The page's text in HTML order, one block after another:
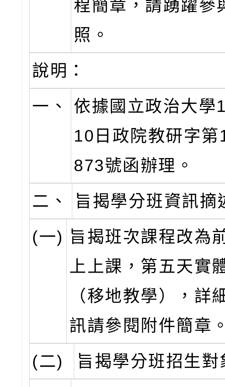
程簡章，請踴躍參
照。
說明：
一、
依據國立政治大學
10日政院教研字
873號函辦理。
二、
旨揭學分班資訊摘
(一) 旨揭班次課程改為
上上課，第五天實
（移地教學），詳
訊請參閱附件簡章
(二)
旨揭學分班招生對